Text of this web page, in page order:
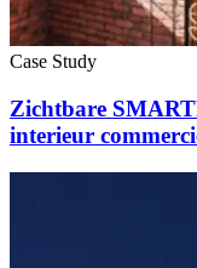
Case Study
Zichtbare
interieur